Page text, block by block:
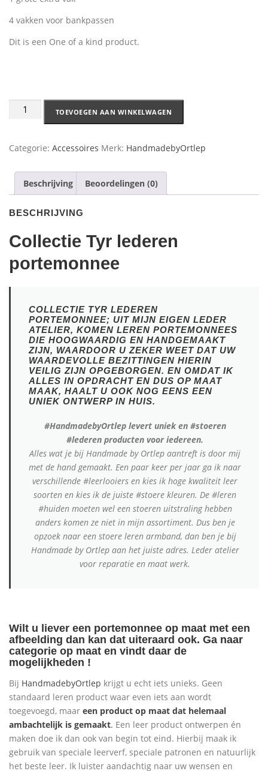
4 vakken voor bankpassen
Dit is een One of a kind product.
TOEVOEGEN AAN WINKELWAGEN
Categorie: Accessoires Merk: HandmadebyOrtlep
Beschrijving Beoordelingen (0)
BESCHRIJVING
Collectie Tyr lederen
portemonnee
COLLECTIE TYR LEDEREN
PORTEMONNEE; UIT MIJN EIGEN LEDER
ATELIER, KOMEN LEREN PORTEMONNEES
DIE HOOGWAARDIG EN HANDGEMAAKT
ZIJN, WAARDOOR U ZEKER WEET DAT UW
WAARDEVOLLE BEZITTINGEN HIERIN
VEILIG ZIJN OPGEBORGEN. EN OMDAT IK
ALLES IN OPDRACHT EN DUS OP MAAT
MAAK, HAALT U OOK NOG EENS EEN
UNIEK ONTWERP IN HUIS.
#HandmadebyOrtlep levert uniek en #stoeren
#lederen producten voor iedereen.
Alles wat je bij Handmade by Ortlep aantreft is door mij
met de hand gemaakt. Een paar keer per jaar ga ik naar
verschillende #leerlooiers en kies ik hoge kwaliteit leer
soorten en kies ik de juiste #stoere kleuren. De #leren
#huiden moeten wel een stoeren uitstraling hebben
anders komen ze niet in mijn assortiment. Dus ben je
opzoek naar een stoere leren armband, dan ben je bij
Handmade by Ortlep aan het juiste adres. Leder atelier
voor reparatie en maat werk.
Wilt u liever een portemonnee op maat met een
afbeelding dan kan dat uiteraard ook. Ga naar
categorie op maat en vindt daar de
mogelijkheden !
Bij HandmadebyOrtlep krijgt u echt iets unieks. Geen
standaard leren product waar even iets aan wordt
toegevoegd, maar een product op maat dat helemaal
ambachtelijk is gemaakt. Een leer product ontwerpen én
maken doe ik dan ook van begin tot eind. Hierbij maak ik
gebruik van speciale leerverf, speciale patronen en natuurlijk
het beste leer. Ik luister aandachtig naar uw wensen en